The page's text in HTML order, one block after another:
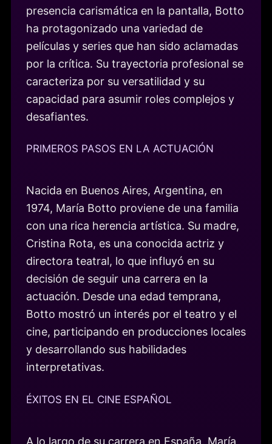
presencia carismática en la pantalla, Botto
ha protagonizado una variedad de
películas y series que han sido aclamadas
por la crítica. Su trayectoria profesional se
caracteriza por su versatilidad y su
capacidad para asumir roles complejos y
desafiantes.
PRIMEROS PASOS EN LA ACTUACIÓN
Nacida en Buenos Aires, Argentina, en
1974, María Botto proviene de una familia
con una rica herencia artística. Su madre,
Cristina Rota, es una conocida actriz y
directora teatral, lo que influyó en su
decisión de seguir una carrera en la
actuación. Desde una edad temprana,
Botto mostró un interés por el teatro y el
cine, participando en producciones locales
y desarrollando sus habilidades
interpretativas.
ÉXITOS EN EL CINE ESPAÑOL
A lo largo de su carrera en España, María